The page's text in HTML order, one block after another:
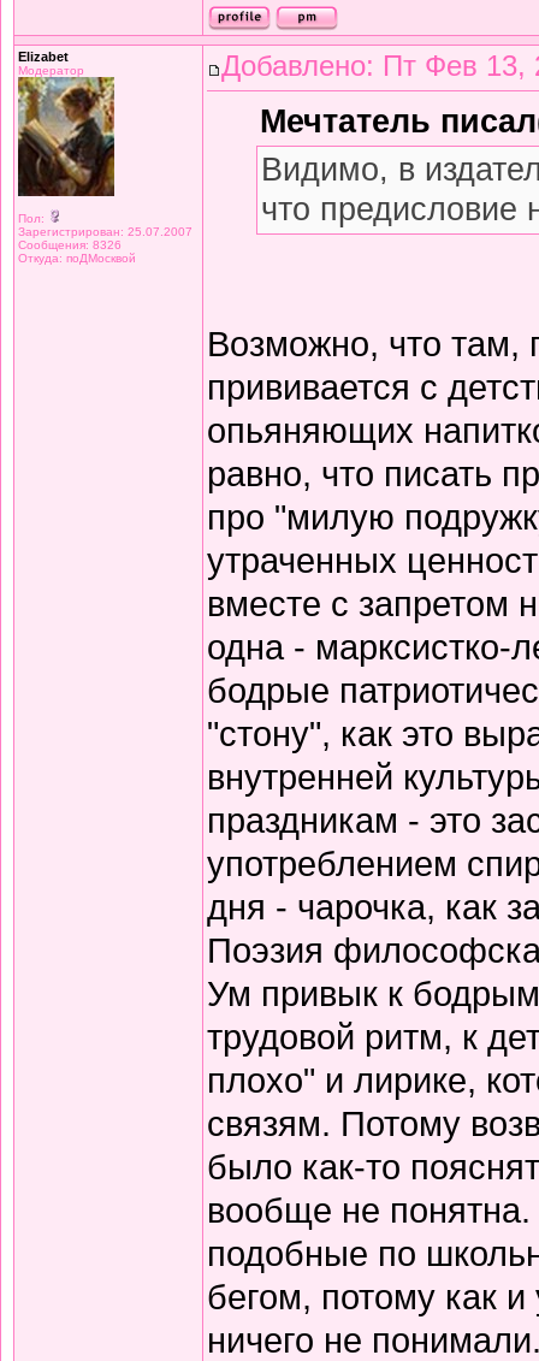
Elizabet
Модератор
Пол:
Зарегистрирован: 25.07.2007
Сообщения: 8326
Откуда: поДМосквой
Добавлено: Пт Фев 13,
Мечтатель
Видимо, в
что предисловие
Возможно, что там,
прививается с
опьяняющих
равно, что писать
про "милую
утраченных
вместе с запретом
одна - марксистко-
бодрые
"стону", как это
внутренней
праздникам - это
употреблением
дня - чарочка, как
Поэзия
Ум привык к
трудовой ритм, к
плохо" и лирике,
связям. Потому
было как-то
вообще не
подобные по
бегом, потому как
ничего не